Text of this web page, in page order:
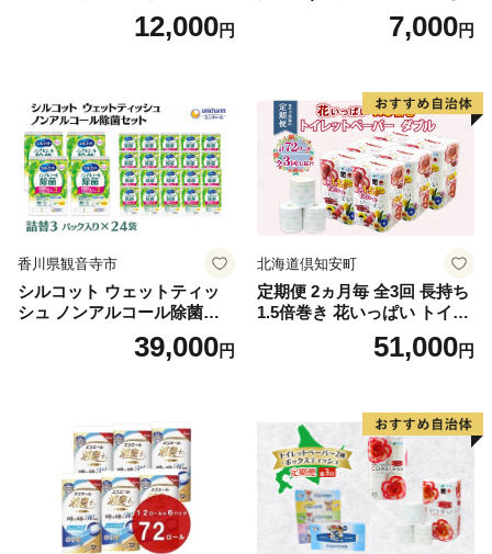
【タオル 泉州タオル 吸水 普
段使い 無地 シンプル 日用品
12,000円
40ml×4袋 ボディーソープ 泡
ボディソープ 泡 日用品 消耗
泡石鹸 石鹸 兵庫 兵庫県 小野
7,000円
香川県観音寺市
シルコット ウェットティッ
シュ ノンアルコール除菌詰
替（43枚×3P）×24袋 日用品
おもちゃ 拭き取り 手拭き 外
39,000円
北海道倶知安町
定期便 2ヵ月毎 全3回 長持ち
1.5倍巻き 花いっぱい トイレ
ットペーパー ダブル 45ｍ 計
72ロール 全18種 花柄 プリン
ー 消耗品 備蓄 送料無料 北海
道 倶知安町 日用品
51,000円